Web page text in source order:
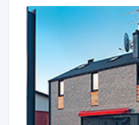
Владимир.